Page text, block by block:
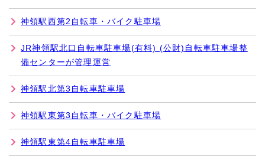
神領駅西第2自転車・バイク駐車場
JR神領駅北口自転車駐車場(有料) (公財)自転車駐車場整
備センターが管理運営
神領駅北第3自転車駐車場
神領駅東第3自転車・バイク駐車場
神領駅東第4自転車駐車場